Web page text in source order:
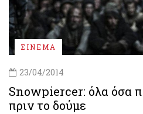
ΣΙΝΕΜΑ
23/04/2014
Snowpiercer: όλα όσα
πριν το δούμε